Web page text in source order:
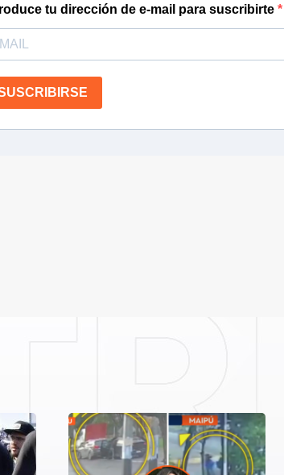
tu dirección de e-mail para suscribirte